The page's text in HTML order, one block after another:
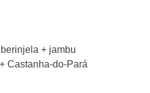
+ jambu
Castanha-do-Pará